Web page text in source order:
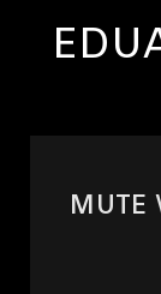
MUTE